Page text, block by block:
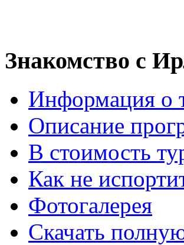
Знакомство с
Информация о
Описание
В стоимость
Как не
Фотогалерея
Скачать